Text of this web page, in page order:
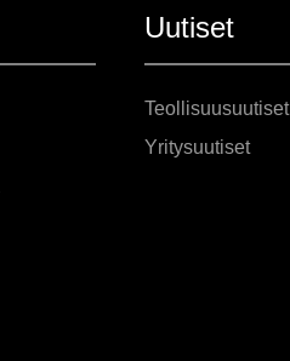
Uutiset
Teollisuusuutiset
Yritysuutiset